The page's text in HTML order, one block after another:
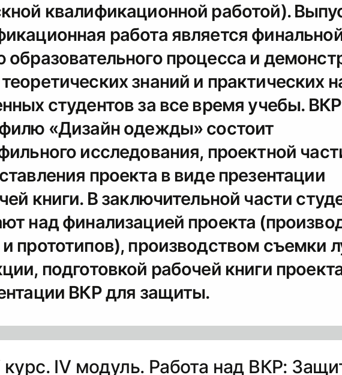
квалификационной работой).
работа является
образовательного процесса и
знаний и практических
студентов за все время учебы. ВКР
«Дизайн одежды» состоит
исследования, проектной
проекта в виде презентации
книги. В заключительной части
над финализацией проекта
прототипов), производством съемки
подготовкой рабочей книги
ВКР для защиты.
курс. IV модуль. Работа над ВКР: